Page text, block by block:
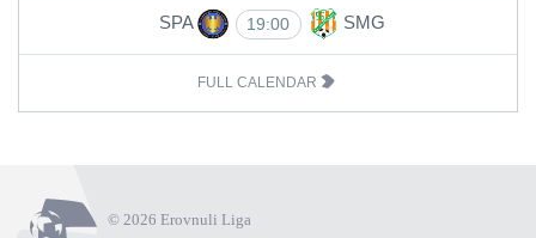
SPA 19:00 SMG
FULL CALENDAR
© 2026 Erovnuli Liga